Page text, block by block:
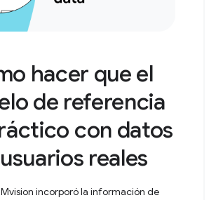
hacer que el
de referencia
con datos
reales
incorporó la información de